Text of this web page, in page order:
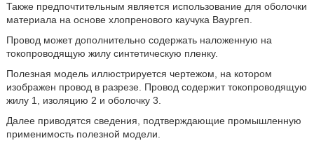
Также предпочтительным является использование для оболочки
материала на основе хлопренового каучука Ваургеп.
Провод может дополнительно содержать наложенную на
токопроводящую жилу синтетическую пленку.
Полезная модель иллюстрируется чертежом, на котором
изображен провод в разрезе. Провод содержит токопроводящую
жилу 1, изоляцию 2 и оболочку 3.
Далее приводятся сведения, подтверждающие промышленную
применимость полезной модели.